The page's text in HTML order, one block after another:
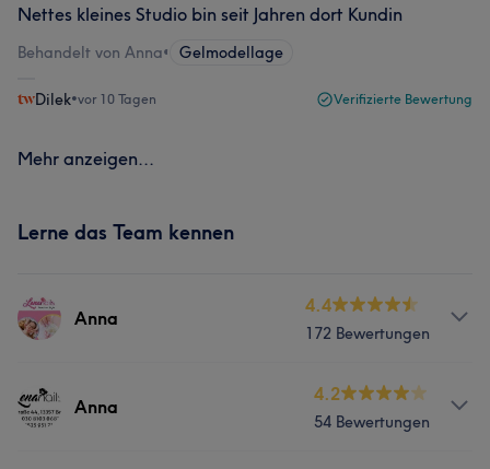
Nettes kleines Studio bin seit Jahren dort Kundin
Behandelt von Anna• Gelmodellage
Dilek•vor 10 Tagen Verifizierte Bewertung
Mehr anzeigen...
Lerne das Team kennen
Anna
4.4
172 Bewertungen
Services
Anna
4.2
54 Bewertungen